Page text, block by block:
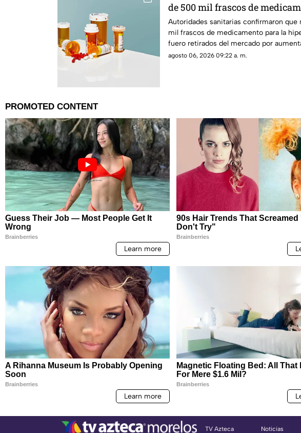
de 500 mil frascos de
para la presión arterial que
desarrollar cáncer
Autoridades sanitarias confirmaron que
mil frascos de medicamento para la
fuero retirados del mercado por
de padecer cáncer.
agosto 06, 2026 09:22 a. m.
TV Azteca Noticias